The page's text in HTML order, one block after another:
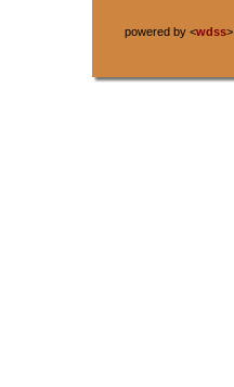
powered by <wdss>